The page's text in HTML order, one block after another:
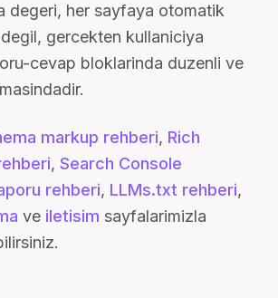
degeri, her sayfaya otomatik
gercekten kullaniciya
cevap bloklarinda duzenli ve
markup rehberi, Rich
, Search Console
rehberi, LLMs.txt rehberi,
ve iletisim sayfalarimizla